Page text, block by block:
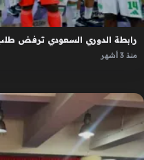
رابطة الدوري السعودي ترفض طلب
منذ 3 أشهر